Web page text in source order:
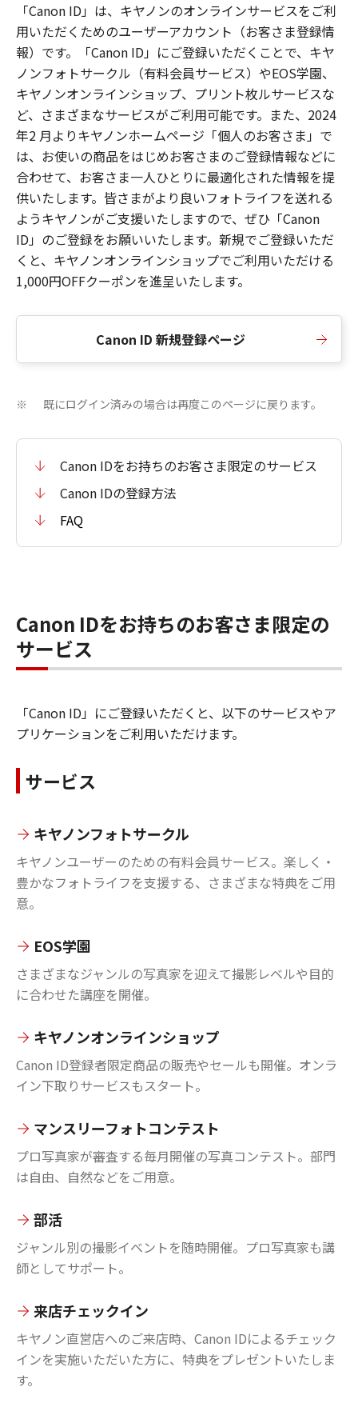
「Canon ID」は、キヤノンのオンラインサービスをご利
用いただくためのユーザーアカウント（お客さま登録情
報）です。「Canon ID」にご登録いただくことで、キヤ
ノンフォトサークル（有料会員サービス）やEOS学園、
キヤノンオンラインショップ、プリント枚ルサービスな
ど、さまざまなサービスがご利用可能です。また、2024
年2 月よりキヤノンホームページ「個人のお客さま」で
は、お使いの商品をはじめお客さまのご登録情報などに
合わせて、お客さま一人ひとりに最適化された情報を提
供いたします。皆さまがより良いフォトライフを送れる
ようキヤノンがご支援いたしますので、ぜひ「Canon
ID」のご登録をお願いいたします。新規でご登録いただ
くと、キヤノンオンラインショップでご利用いただける
1,000円OFFクーポンを進呈いたします。
Canon ID 新規登録ページ
※ 既にログイン済みの場合は再度このページに戻ります。
Canon IDをお持ちのお客さま限定のサービス
Canon IDの登録方法
FAQ
Canon IDをお持ちのお客さま限定の
サービス
「Canon ID」にご登録いただくと、以下のサービスやア
プリケーションをご利用いただけます。
サービス
キヤノンフォトサークル
キヤノンユーザーのための有料会員サービス。楽しく・
豊かなフォトライフを支援する、さまざまな特典をご用
意。
EOS学園
さまざまなジャンルの写真家を迎えて撮影レベルや目的
に合わせた講座を開催。
キヤノンオンラインショップ
Canon ID登録者限定商品の販売やセールも開催。オンラ
イン下取りサービスもスタート。
マンスリーフォトコンテスト
プロ写真家が審査する毎月開催の写真コンテスト。部門
は自由、自然などをご用意。
部活
ジャンル別の撮影イベントを随時開催。プロ写真家も講
師としてサポート。
来店チェックイン
キヤノン直営店へのご来店時、Canon IDによるチェック
インを実施いただいた方に、特典をプレゼントいたしま
す。